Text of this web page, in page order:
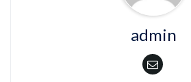
admin